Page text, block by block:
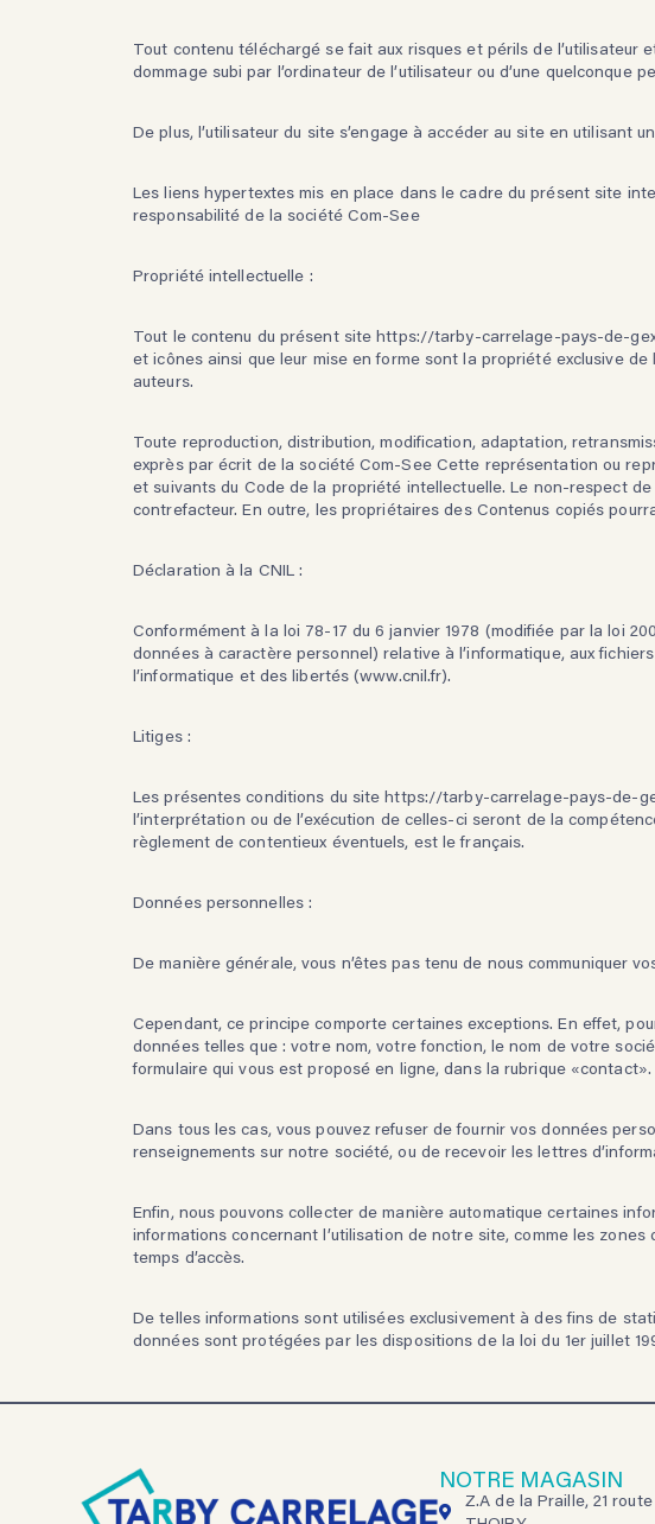
Tout contenu téléchargé se fait aux risques et périls de l’utilisateur
dommage subi par l’ordinateur de l’utilisateur ou d’une
De plus, l’utilisateur du site s’engage à accéder au site en
Les liens hypertextes mis en place dans le cadre du présent site
responsabilité de la société Com-See
Propriété intellectuelle :
Tout le contenu du présent site https://tarby-carrelage-pays-de-
et icônes ainsi que leur mise en forme sont la propriété exclusive
auteurs.
Toute reproduction, distribution, modification, adaptation,
exprès par écrit de la société Com-SeeCette représentation ou
et suivants du Code de la propriété intellectuelle. Le non-respect
contrefacteur. En outre, les propriétaires des Contenus copiés
Déclaration à la CNIL :
Conformément à la loi 78-17 du 6 janvier 1978 (modifiée par la loi
données à caractère personnel) relative à l’informatique, aux
l’informatique et des libertés (www.cnil.fr).
Litiges :
Les présentes conditions du site https://tarby-carrelage-pays-de-
l’interprétation ou de l’exécution de celles-ci seront de la
règlement de contentieux éventuels, est le français.
Données personnelles :
De manière générale, vous n’êtes pas tenu de nous
Cependant, ce principe comporte certaines exceptions. En effet,
données telles que : votre nom, votre fonction, le nom de votre
formulaire qui vous est proposé en ligne, dans la rubrique «contact».
Dans tous les cas, vous pouvez refuser de fournir vos données
renseignements sur notre société, ou de recevoir les lettres
Enfin, nous pouvons collecter de manière automatique certaines
informations concernant l’utilisation de notre site, comme les
temps d’accès.
De telles informations sont utilisées exclusivement à des fins de
données sont protégées par les dispositions de la loi du 1er juillet
NOTRE MAGASIN
Z.A de la Praille, 21